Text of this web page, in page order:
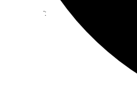
Compartir: